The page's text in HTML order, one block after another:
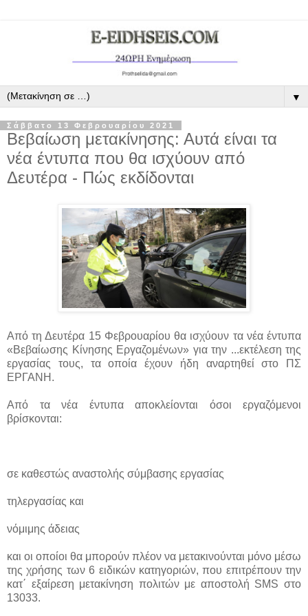
▼
Σάββατο 13 Φεβρουαρίου 2021
Βεβαίωση μετακίνησης: Αυτά είναι τα
νέα έντυπα που θα ισχύουν από
Δευτέρα - Πώς εκδίδονται
Από τη Δευτέρα 15 Φεβρουαρίου θα ισχύουν τα νέα έντυπα
«Βεβαίωσης Κίνησης Εργαζομένων» για την ...εκτέλεση της
εργασίας τους, τα οποία έχουν ήδη αναρτηθεί στο ΠΣ
ΕΡΓΑΝΗ.
Από τα νέα έντυπα αποκλείονται όσοι εργαζόμενοι
βρίσκονται:
σε καθεστώς αναστολής σύμβασης εργασίας
τηλεργασίας και
νόμιμης άδειας
και οι οποίοι θα μπορούν πλέον να μετακινούνται μόνο μέσω
της χρήσης των 6 ειδικών κατηγοριών, που επιτρέπουν την
κατ΄ εξαίρεση μετακίνηση πολιτών με αποστολή SMS στο
13033.